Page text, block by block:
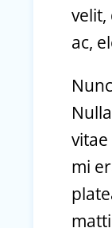
velit,
ac,
mi